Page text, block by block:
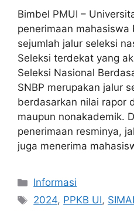
Bimbel PMUI –
penerimaan mahasiswa
sejumlah jalur seleksi
Seleksi terdekat yang
Seleksi Nasional
SNBP merupakan jalur
berdasarkan nilai rapor
maupun nonakademik.
penerimaan resminya,
juga menerima
Informasi
2024, PPKB UI,